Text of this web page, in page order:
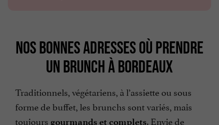
NOS BONNES ADRESSES OÙ PRENDRE
UN BRUNCH À BORDEAUX
Traditionnels, végétariens, à l’assiette ou sous
forme de buffet, les brunchs sont variés, mais
toujours gourmands et complets. Envie de